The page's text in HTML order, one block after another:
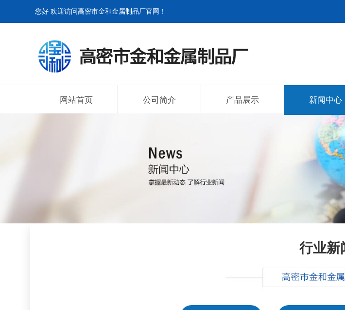
您好 欢迎访问高密市金和金属制品厂官网！
网站首页 公司简介 产品展示 新闻中心
行业新